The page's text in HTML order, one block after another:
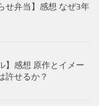
せ弁当】感想 なぜ3年
】感想 原作とイメー
許せるか？